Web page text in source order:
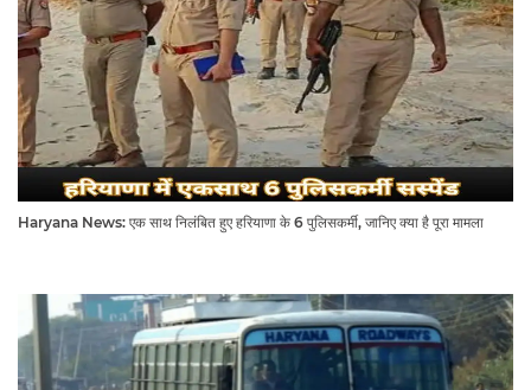
Haryana News: एक साथ निलंबित हुए हरियाणा के 6 पुलिसकर्मी, जानिए क्या है पूरा मामला